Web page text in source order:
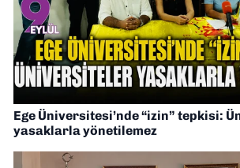
Ege Üniversitesi’nde “izin” tepkisi:
yasaklarla yönetilemez